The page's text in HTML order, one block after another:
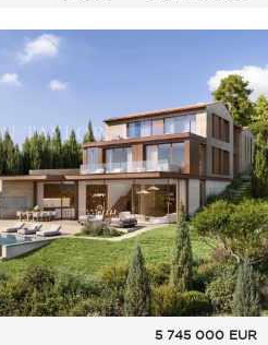
5 745 000 EUR